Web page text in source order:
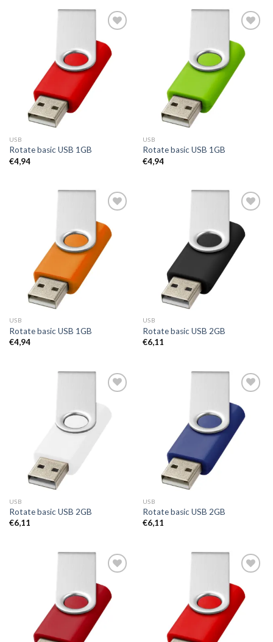
aan
wenslijst
USB
Rotate basic USB 1GB
€4,94
aan
wenslijst
USB
Rotate basic USB 1GB
€4,94
Toevoegen
aan
wenslijst
USB
Rotate basic USB 1GB
€4,94
Toevoegen
aan
wenslijst
USB
Rotate basic USB 2GB
€6,11
USB
Rotate basic USB 2GB
€6,11
aan
wenslijst
USB
Rotate basic USB 2GB
€6,11
aan
wenslijst
aan
wenslijst